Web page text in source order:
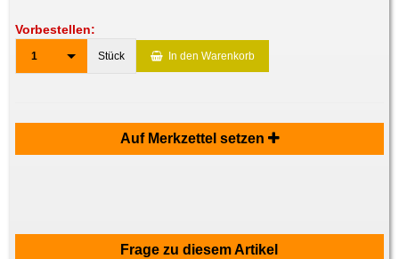
Vorbestellen:
1 Stück In den Warenkorb
Auf Merkzettel setzen
Frage zu diesem Artikel